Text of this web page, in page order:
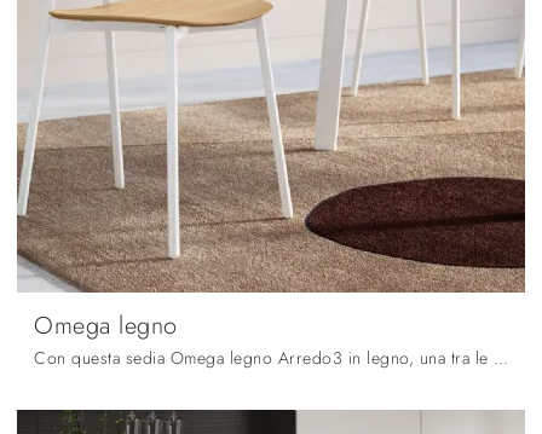
Omega legno
Con questa sedia Omega legno Arredo3 in legno, una tra le nostre sedute fisse moderne, potrai completare i tuoi locali.